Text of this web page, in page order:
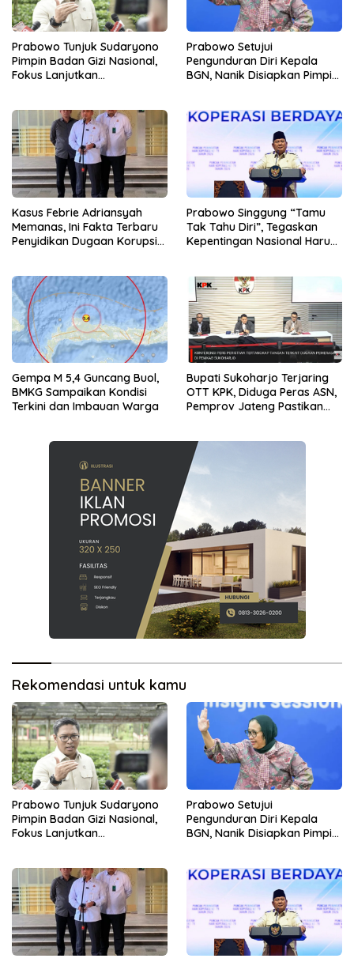
Prabowo Tunjuk Sudaryono
Pimpin Badan Gizi Nasional,
Fokus Lanjutkan
Prabowo Setujui
Pengunduran Diri Kepala
BGN, Nanik Disiapkan Pimpin
Kasus Febrie Adriansyah
Memanas, Ini Fakta Terbaru
Penyidikan Dugaan Korupsi
Prabowo Singgung “Tamu
Tak Tahu Diri”, Tegaskan
Kepentingan Nasional Harus
Gempa M 5,4 Guncang Buol,
BMKG Sampaikan Kondisi
Terkini dan Imbauan Warga
Bupati Sukoharjo Terjaring
OTT KPK, Diduga Peras ASN,
Pemprov Jateng Pastikan
Rekomendasi untuk kamu
Prabowo Tunjuk Sudaryono
Pimpin Badan Gizi Nasional,
Fokus Lanjutkan
Prabowo Setujui
Pengunduran Diri Kepala
BGN, Nanik Disiapkan Pimpin